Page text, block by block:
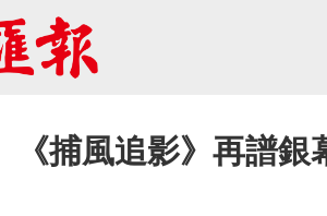
《捕風追影》再譜銀